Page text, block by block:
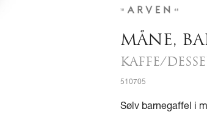
MÅNE,
KAFFE/
510705
Sølv barnegaffel i